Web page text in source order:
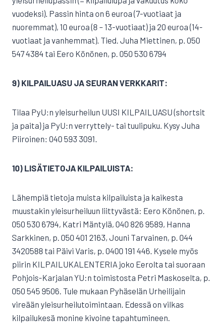
vuodeksi). Passin hinta on 6 euroa (7-vuotiaat ja
nuoremmat), 10 euroa (8 – 13-vuotiaat) ja 20 euroa (14-
vuotiaat ja vanhemmat). Tied. Juha Miettinen, p. 050
547 4384 tai Eero Könönen, p. 050 530 6794
9) KILPAILUASU JA SEURAN VERKKARIT:
Tilaa PyU:n yleisurheilun UUSI KILPAILUASU (shortsit
ja paita) ja PyU:n verryttely- tai tuulipuku. Kysy Juha
Piiroinen: 040 593 3091.
10) LISÄTIETOJA KILPAILUISTA:
Lähempiä tietoja muista kilpailuista ja kaikesta
muustakin yleisurheiluun liittyvästä: Eero Könönen, p.
050 530 6794, Katri Mäntylä, 040 826 9589, Hanna
Sarkkinen, p. 050 401 2163, Jouni Tarvainen, p. 044
3420588 tai Päivi Varis, p. 0400 191 446. Kysele myös
piirin KILPAILUKALENTERIA joko Eerolta tai suoraan
Pohjois-Karjalan YU:n toimistosta Petri Maskoselta, p.
050 545 9506. Tule mukaan Pyhäselän Urheilijain
vireään yleisurheilutoimintaan. Edessä on vilkas
kilpailukesä monine kivoine tapahtumineen.